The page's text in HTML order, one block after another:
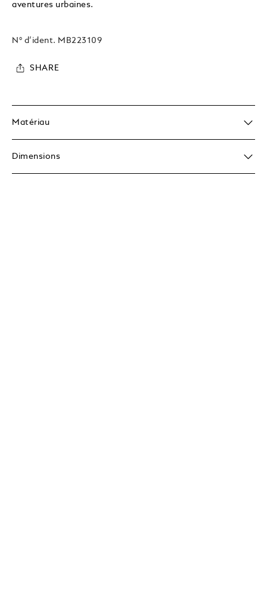
aventures urbaines.
N° d’ident. MB223109
SHARE
Matériau
Dimensions